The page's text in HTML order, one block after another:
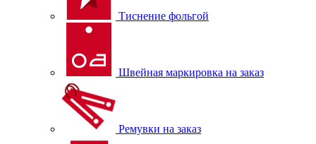
Тиснение фольгой
Швейная маркировка на заказ
Ремувки на заказ